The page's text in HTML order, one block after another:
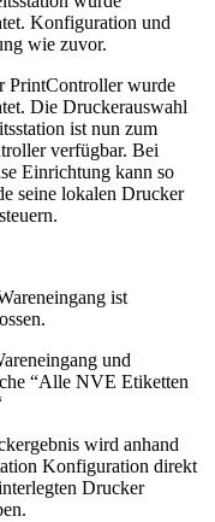
Konfiguration und
wie zuvor.
PrintController wurde
Die Druckerauswahl
ist nun zum
verfügbar. Bei
Einrichtung kann so
seine lokalen Drucker
ist
und
“Alle NVE Etiketten
wird anhand
Konfiguration direkt
Drucker